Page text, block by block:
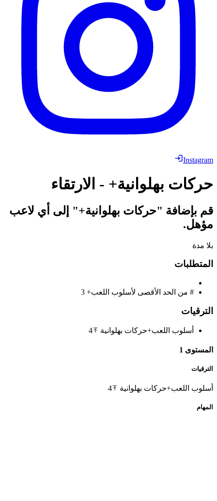
Instagram
حركات بهلوانية+ - الارتقاء
قم بإضافة "حركات بهلوانية+" إلى أي لاعب
مؤهل.
بلا مدة
المتطلبات
# من الحد الأقصى لأسلوب اللعب+
الترقيات
أسلوب اللعب+حركات بهلوانية 4
المستوى 1
الترقيات
أسلوب اللعب+حركات بهلوانية 4
المهام